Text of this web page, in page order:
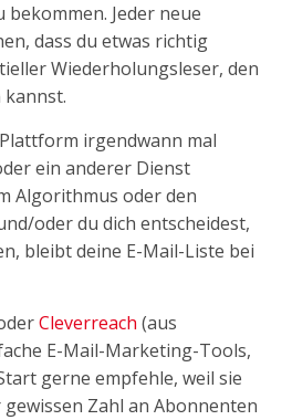
Jeder neue
dass du etwas richtig
Wiederholungsleser, den
irgendwann mal
ein anderer Dienst
Algorithmus oder den
oder du dich entscheidest,
bleibt deine E-Mail-Liste bei
Cleverreach (aus
E-Mail-Marketing-Tools,
gerne empfehle, weil sie
Zahl an Abonnenten